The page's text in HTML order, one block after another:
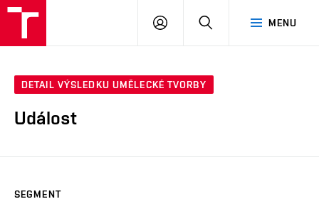
MENU
PŘIHLÁSIT
DETAIL VÝSLEDKU UMĚLECKÉ TVORBY
Událost
SEGMENT